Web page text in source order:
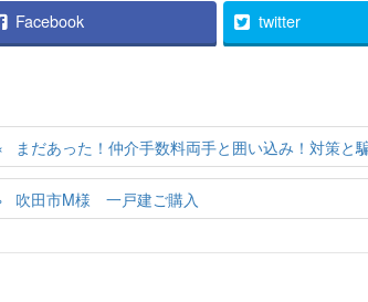
Facebook twitter
まだあった！仲介手数料両手と囲い込み！対策と
吹田市M様 一戸建ご購入